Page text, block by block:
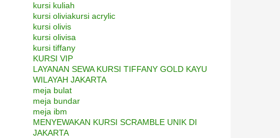
kursi kuliah
kursi oliviakursi acrylic
kursi olivis
kursi olivisa
kursi tiffany
KURSI VIP
LAYANAN SEWA KURSI TIFFANY GOLD KAYU
WILAYAH JAKARTA
meja bulat
meja bundar
meja ibm
MENYEWAKAN KURSI SCRAMBLE UNIK DI
JAKARTA